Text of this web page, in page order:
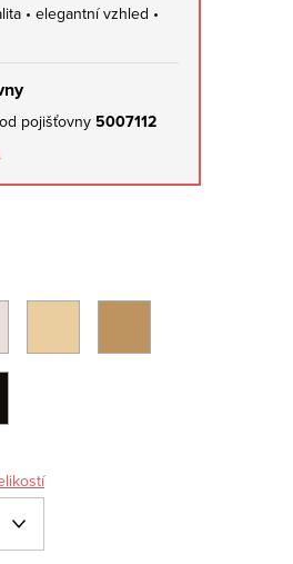
• elegantní vzhled •
pojišťovny5007112